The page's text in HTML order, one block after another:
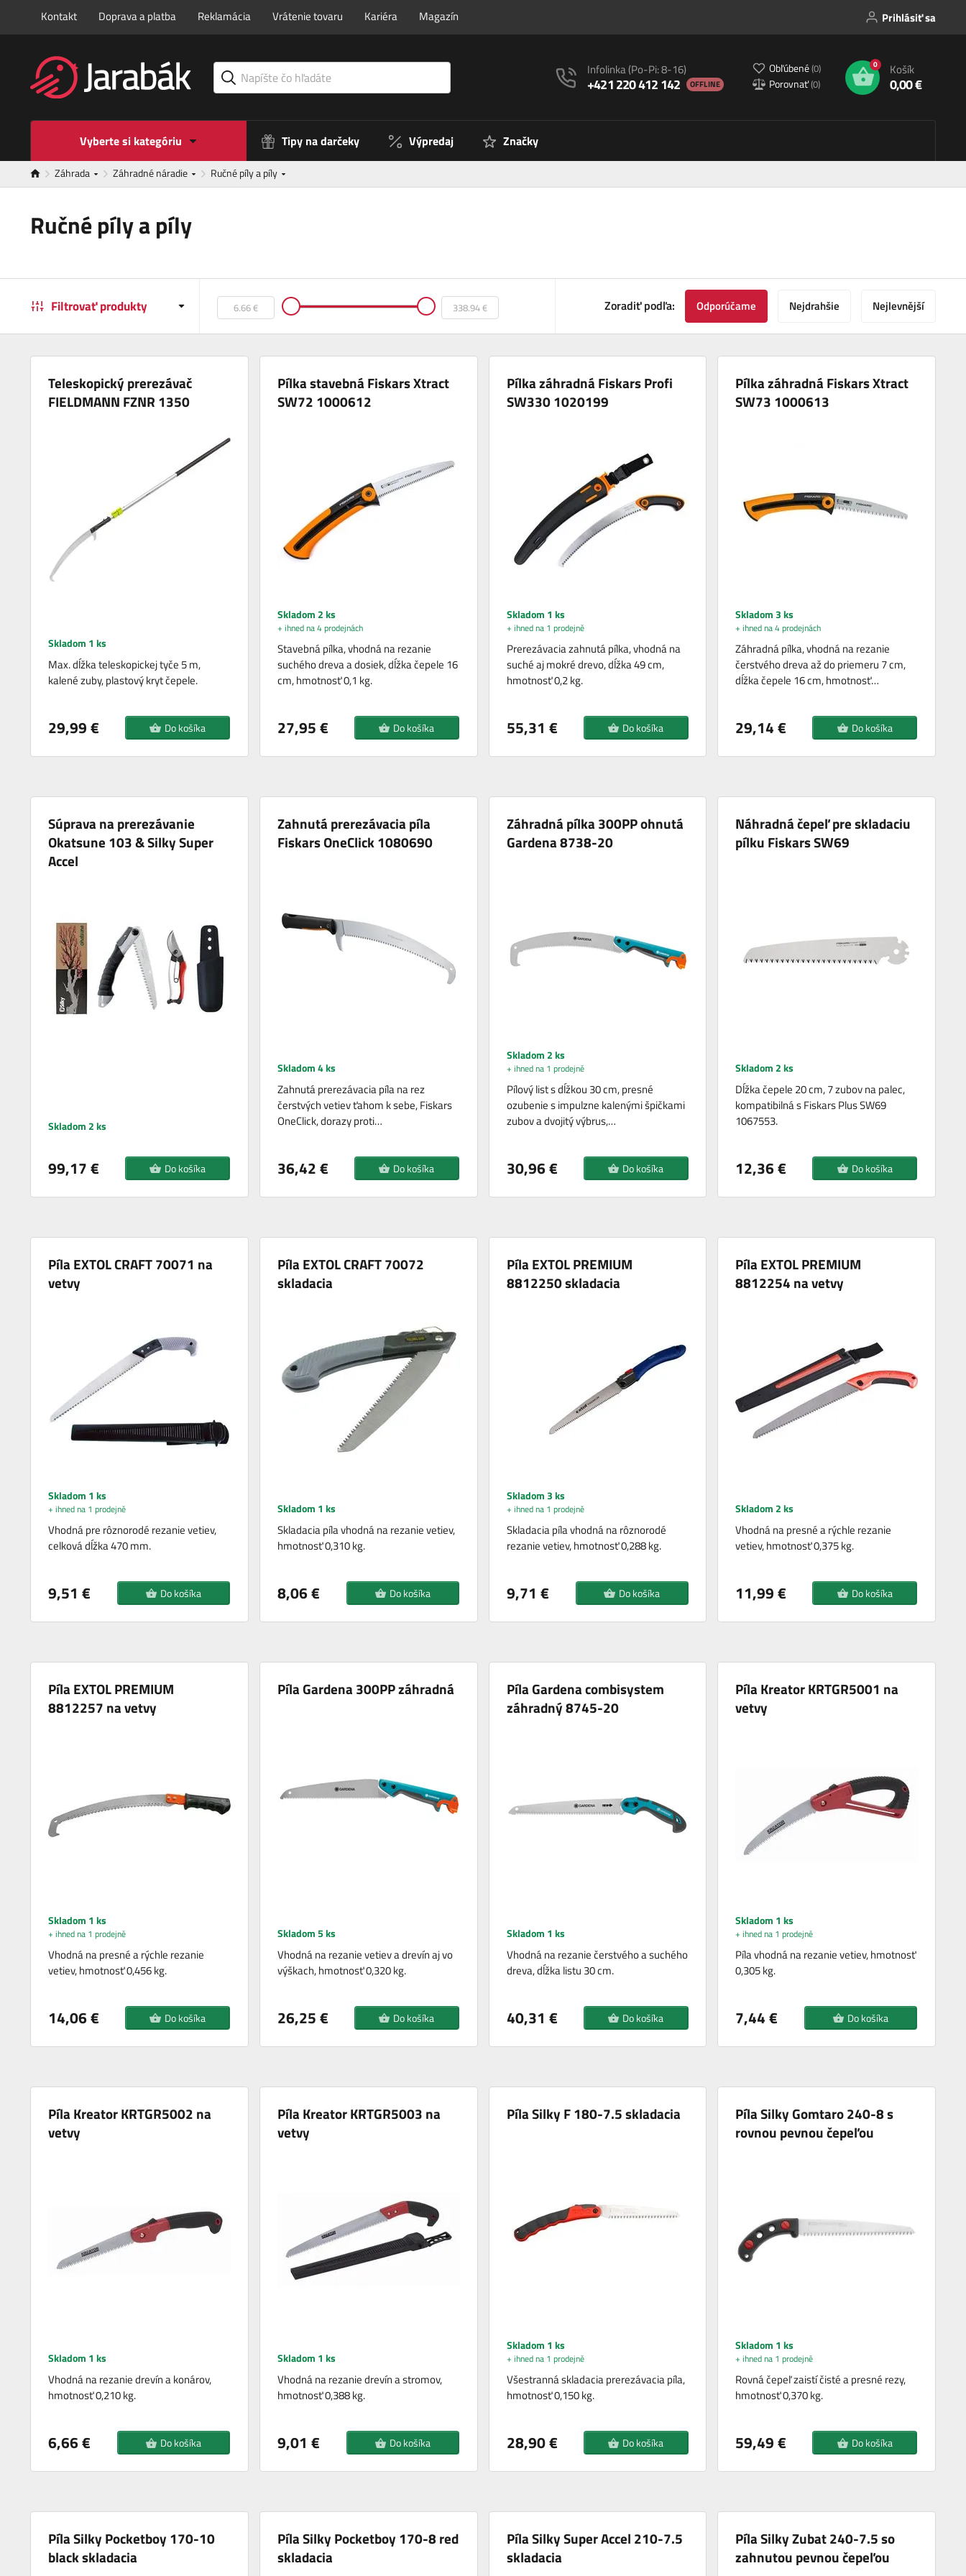
Kontakt Doprava a platba Reklamácia Vrátenie tovaru Kariéra Magazín Prihlásiť sa
Infolinka(Po-Pi: 8-16)
+421 220 412 142 OFFLINE
Obľúbené(0)
Porovnať(0)
0 Košík
0,00 €
Vyberte si kategóriu Tipy na darčeky Výpredaj Značky
Záhrada Záhradné náradie Ručné píly a píly
Ručné píly a píly
Filtrovať produkty Zoradiť podľa: Odporúčame Nejdrahšie Nejlevnější
Teleskopický prerezávač
FIELDMANN FZNR 1350
Skladom 1 ks
Max. dĺžka teleskopickej tyče 5 m,
kalené zuby, plastový kryt čepele.
29,99 € Do košíka
Pílka stavebná Fiskars Xtract
SW72 1000612
Skladom 2 ks
+ ihned na 4 prodejnách
Stavebná pílka, vhodná na rezanie
suchého dreva a dosiek, dĺžka čepele 16
cm, hmotnosť 0,1 kg.
27,95 € Do košíka
Pílka záhradná Fiskars Profi
SW330 1020199
Skladom 1 ks
+ ihned na 1 prodejně
Prerezávacia zahnutá pílka, vhodná na
suché aj mokré drevo, dĺžka 49 cm,
hmotnosť 0,2 kg.
55,31 € Do košíka
Pílka záhradná Fiskars Xtract
SW73 1000613
Skladom 3 ks
+ ihned na 4 prodejnách
Záhradná pílka, vhodná na rezanie
čerstvého dreva až do priemeru 7 cm,
dĺžka čepele 16 cm, hmotnosť…
29,14 € Do košíka
Súprava na prerezávanie
Okatsune 103 & Silky Super
Accel
Skladom 2 ks
99,17 € Do košíka
Zahnutá prerezávacia píla
Fiskars OneClick 1080690
Skladom 4 ks
Zahnutá prerezávacia píla na rez
čerstvých vetiev ťahom k sebe, Fiskars
OneClick, dorazy proti…
36,42 € Do košíka
Záhradná pílka 300PP ohnutá
Gardena 8738-20
Skladom 2 ks
+ ihned na 1 prodejně
Pílový list s dĺžkou 30 cm, presné
ozubenie s impulzne kalenými špičkami
zubov a dvojitý výbrus,…
30,96 € Do košíka
Náhradná čepeľ pre skladaciu
pílku Fiskars SW69
Skladom 2 ks
Dĺžka čepele 20 cm, 7 zubov na palec,
kompatibilná s Fiskars Plus SW69
1067553.
12,36 € Do košíka
Píla EXTOL CRAFT 70071 na
vetvy
Skladom 1 ks
+ ihned na 1 prodejně
Vhodná pre rôznorodé rezanie vetiev,
celková dĺžka 470 mm.
9,51 € Do košíka
Píla EXTOL CRAFT 70072
skladacia
Skladom 1 ks
Skladacia píla vhodná na rezanie vetiev,
hmotnosť 0,310 kg.
8,06 € Do košíka
Píla EXTOL PREMIUM
8812250 skladacia
Skladom 3 ks
+ ihned na 1 prodejně
Skladacia píla vhodná na rôznorodé
rezanie vetiev, hmotnosť 0,288 kg.
9,71 € Do košíka
Píla EXTOL PREMIUM
8812254 na vetvy
Skladom 2 ks
Vhodná na presné a rýchle rezanie
vetiev, hmotnosť 0,375 kg.
11,99 € Do košíka
Píla EXTOL PREMIUM
8812257 na vetvy
Skladom 1 ks
+ ihned na 1 prodejně
Vhodná na presné a rýchle rezanie
vetiev, hmotnosť 0,456 kg.
14,06 € Do košíka
Píla Gardena 300PP záhradná
Skladom 5 ks
Vhodná na rezanie vetiev a drevín aj vo
výškach, hmotnosť 0,320 kg.
26,25 € Do košíka
Píla Gardena combisystem
záhradný 8745-20
Skladom 1 ks
Vhodná na rezanie čerstvého a suchého
dreva, dĺžka listu 30 cm.
40,31 € Do košíka
Píla Kreator KRTGR5001 na
vetvy
Skladom 1 ks
+ ihned na 1 prodejně
Píla vhodná na rezanie vetiev, hmotnosť
0,305 kg.
7,44 € Do košíka
Píla Kreator KRTGR5002 na
vetvy
Skladom 1 ks
Vhodná na rezanie drevín a konárov,
hmotnosť 0,210 kg.
6,66 € Do košíka
Píla Kreator KRTGR5003 na
vetvy
Skladom 1 ks
Vhodná na rezanie drevín a stromov,
hmotnosť 0,388 kg.
9,01 € Do košíka
Píla Silky F 180-7.5 skladacia
Skladom 1 ks
+ ihned na 1 prodejně
Všestranná skladacia prerezávacia píla,
hmotnosť 0,150 kg.
28,90 € Do košíka
Píla Silky Gomtaro 240-8 s
rovnou pevnou čepeľou
Skladom 1 ks
+ ihned na 1 prodejně
Rovná čepeľ zaistí čisté a presné rezy,
hmotnosť 0,370 kg.
59,49 € Do košíka
Píla Silky Pocketboy 170-10
black skladacia
Píla Silky Pocketboy 170-8 red
skladacia
Píla Silky Super Accel 210-7.5
skladacia
Píla Silky Zubat 240-7.5 so
zahnutou pevnou čepeľou